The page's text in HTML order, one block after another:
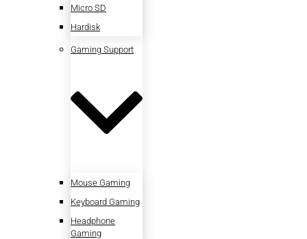
Micro SD
Hardisk
Gaming Support
Mouse Gaming
Keyboard Gaming
Headphone
Gaming